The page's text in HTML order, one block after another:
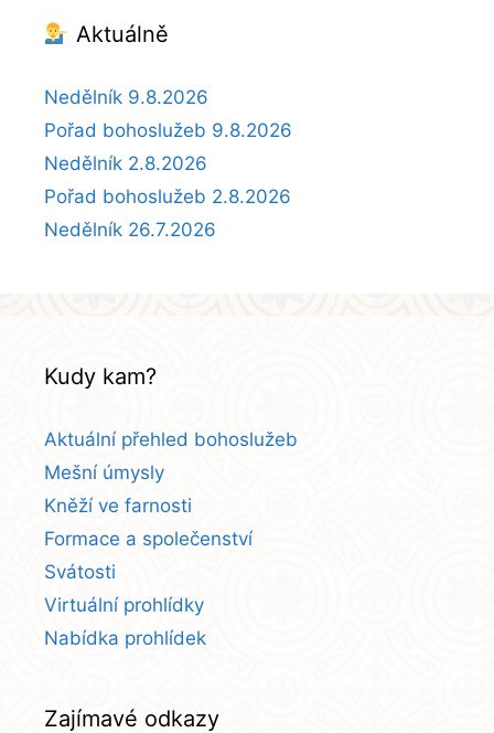
Aktuálně
Nedělník 9.8.2026
Pořad bohoslužeb 9.8.2026
Nedělník 2.8.2026
Pořad bohoslužeb 2.8.2026
Nedělník 26.7.2026
Kudy kam?
Aktuální přehled bohoslužeb
Mešní úmysly
Kněží ve farnosti
Formace a společenství
Svátosti
Virtuální prohlídky
Nabídka prohlídek
Zajímavé odkazy